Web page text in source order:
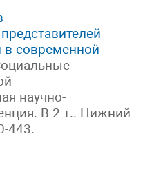
в современной
научно-
В 2 т.. Нижний
443.